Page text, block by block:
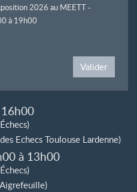
2026 au MEETT -
à 19h00
Valider
Echecs Toulouse Lardenne)
à 13h00